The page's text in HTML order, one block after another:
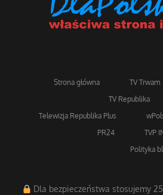
Strona główna TV Trwam
TV Republika
Telewizja Republika Plus
PR24
TVP
Polityka
Dla bezpieczeństwa stosujemy